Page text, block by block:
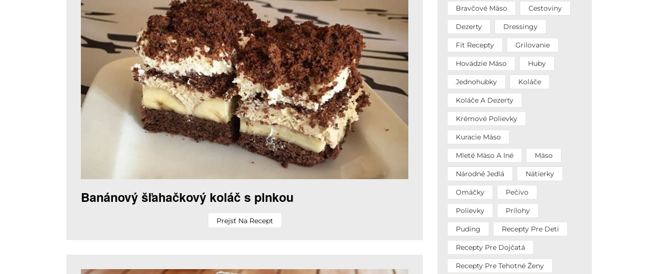
Banánový šľahačkový koláč s plnkou
Prejsť Na Recept
Bravčové Mäso Cestoviny
Dezerty Dressingy
Fit Recepty Grilovanie
Hovädzie Mäso Huby
Jednohubky Koláče
Koláče A Dezerty
Krémové Polievky
Kuracie Mäso
Mleté Mäso A Iné Mäso
Národné Jedlá Nátierky
Omáčky Pečivo
Polievky Prílohy
Puding Recepty Pre Deti
Recepty Pre Dojčatá
Recepty Pre Tehotné Ženy